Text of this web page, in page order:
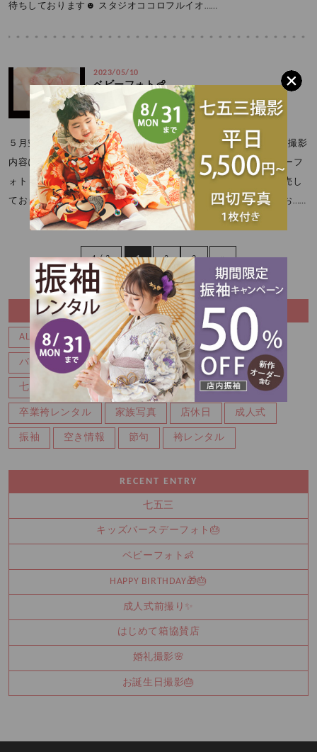
待ちしております☻ スタジオココロフルイオ……
2023/05/10
ベビーフォト👶
５月空き時間残りわずか！ 5月15.23.27日空き時間ございます！(撮影
内容によっては、お受けできない場合がございます🙏💦💦) ベビーフ
ォト 平日撮影料：無料。土日祝：３３００円 お得なパックも販売し
ております！ ＊ココベビー会員募集中！！ お問合せお待ちしてお……
1 / 3 1 2 3 »
CATEGORY
ALL イベント お宮・百日 ニューボーン
バースデー フォトウェディング マタニティー
七五三 二分の一成人式 卒業・入学
卒業袴レンタル 家族写真 店休日 成人式
振袖 空き情報 節句 袴レンタル
RECENT ENTRY
七五三
キッズバースデーフォト🎂
ベビーフォト👶
HAPPY BIRTHDAY🎁🎂
成人式前撮り✨
はじめて箱協賛店
婚礼撮影🌸
お誕生日撮影🎂